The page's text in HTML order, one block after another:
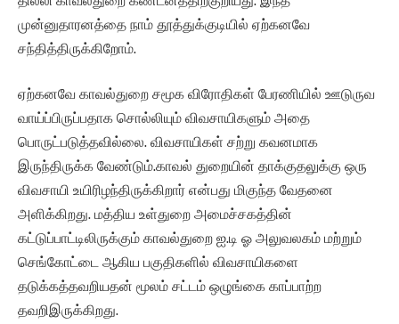
முன்னுதாரனத்தை நாம் தூத்துக்குடியில் ஏற்கனவே
சந்தித்திருக்கிறோம்.
ஏற்கனவே காவல்துறை சமூக விரோதிகள் பேரணியில் ஊடுருவ
வாய்ப்பிருப்பதாக சொல்லியும் விவசாயிகளும் அதை
பொருட்படுத்தவில்லை. விவசாயிகள் சற்று கவனமாக
இருந்திருக்க வேண்டும்.காவல் துறையின் தாக்குதலுக்கு ஒரு
விவசாயி உயிரிழந்திருக்கிறார் என்பது மிகுந்த வேதனை
அளிக்கிறது. மத்திய உள்துறை அமைச்சகத்தின்
கட்டுப்பாட்டிலிருக்கும் காவல்துறை ஐ.டி ஓ அலுவலகம் மற்றும்
செங்கோட்டை ஆகிய பகுதிகளில் விவசாயிகளை
தடுக்கத்தவறியதன் மூலம் சட்டம் ஒழுங்கை காப்பாற்ற
தவறிஇருக்கிறது.